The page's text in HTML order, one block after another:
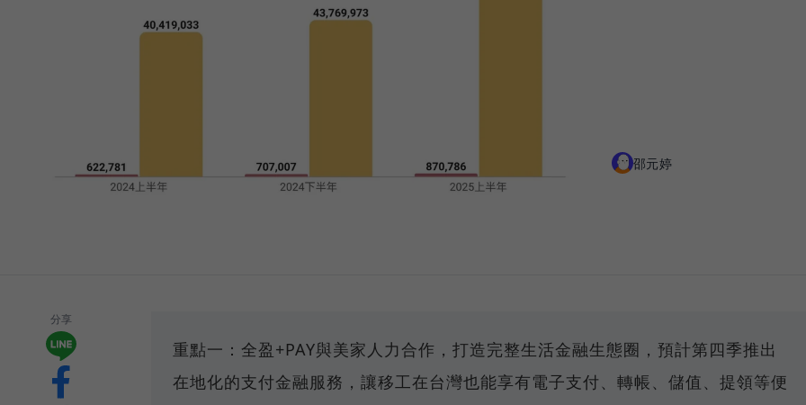
邵元婷
分享
重點一：全盈+PAY與美家人力合作，打造完整生活金融生態圈，預計第四季推出
在地化的支付金融服務，讓移工在台灣也能享有電子支付、轉帳、儲值、提領等便